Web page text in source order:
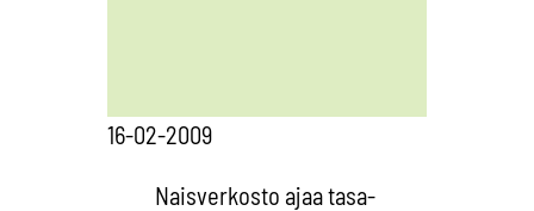
16-02-2009
Naisverkosto ajaa tasa-